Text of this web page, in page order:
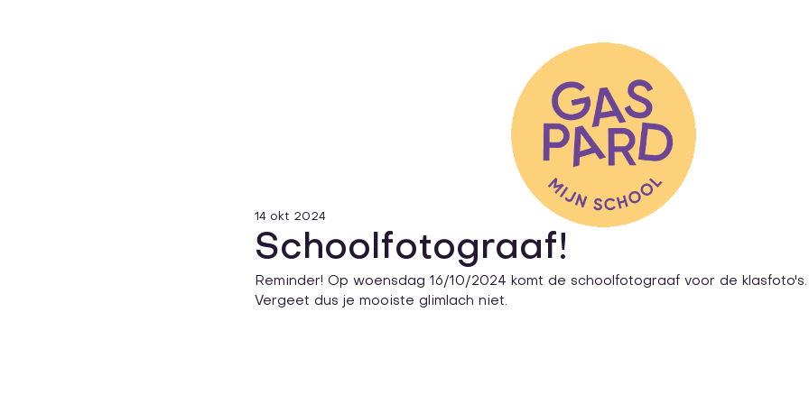
Schoolfotograaf!
14 okt 2024
Reminder! Op woensdag 16/10/2024 komt de schoolfotograaf voor de klasfoto's.
Vergeet dus je mooiste glimlach niet.